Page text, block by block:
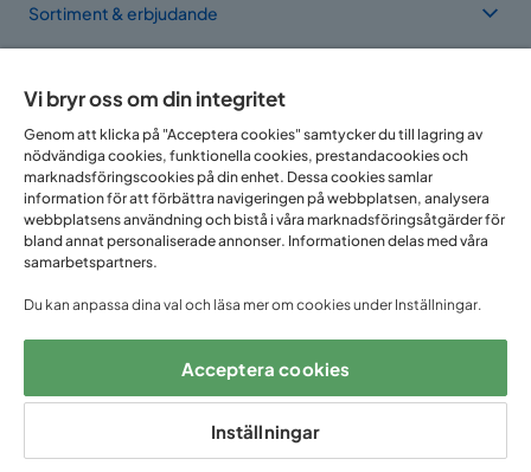
Sortiment & erbjudande
Om Trademax
Vi finns i flera länder
Följ oss på:
Vi bryr oss om din integritet
Genom att klicka på "Acceptera cookies" samtycker du till lagring av
nödvändiga cookies, funktionella cookies, prestandacookies och
marknadsföringscookies på din enhet. Dessa cookies samlar
information för att förbättra navigeringen på webbplatsen, analysera
webbplatsens användning och bistå i våra marknadsföringsåtgärder för
bland annat personaliserade annonser. Informationen delas med våra
samarbetspartners.
Du kan anpassa dina val och läsa mer om cookies under Inställningar.
Acceptera cookies
Inställningar